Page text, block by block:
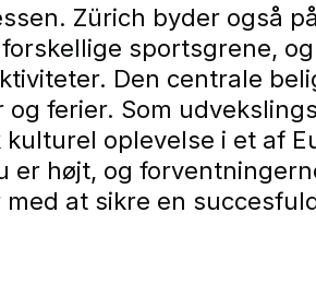
Zürich byder også
sportsgrene,
Den centrale
ferier. Som
oplevelse i et af
er højt, og
at sikre en